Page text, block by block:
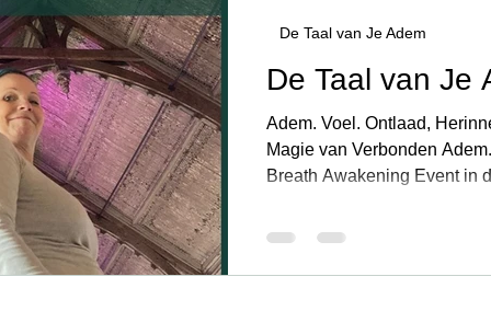
ARTIKELEN De Taal van Je Adem
Hart
De Taal van Je
Adem. Voel. Ontlaad,
Magie van Verbonden
Breath Awakening Event in
gebruiken we den
op natuurlijke wijze
De Taal van Je Adem